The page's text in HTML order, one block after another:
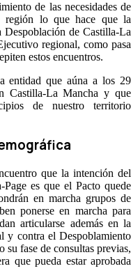
de las necesidades de
región lo que hace que la
Despoblación de Castilla-La
regional, como pasa
estos encuentros.
entidad que aúna a los 29
Castilla-La Mancha y que
de nuestro territorio
que la intención del
es que el Pacto quede
en marcha grupos de
ponerse en marcha para
articularse además en la
y contra el Despoblamiento
fase de consultas previas,
que pueda estar aprobada